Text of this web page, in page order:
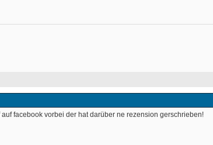
facebook vorbei der hat darüber ne rezension gerschrieben!